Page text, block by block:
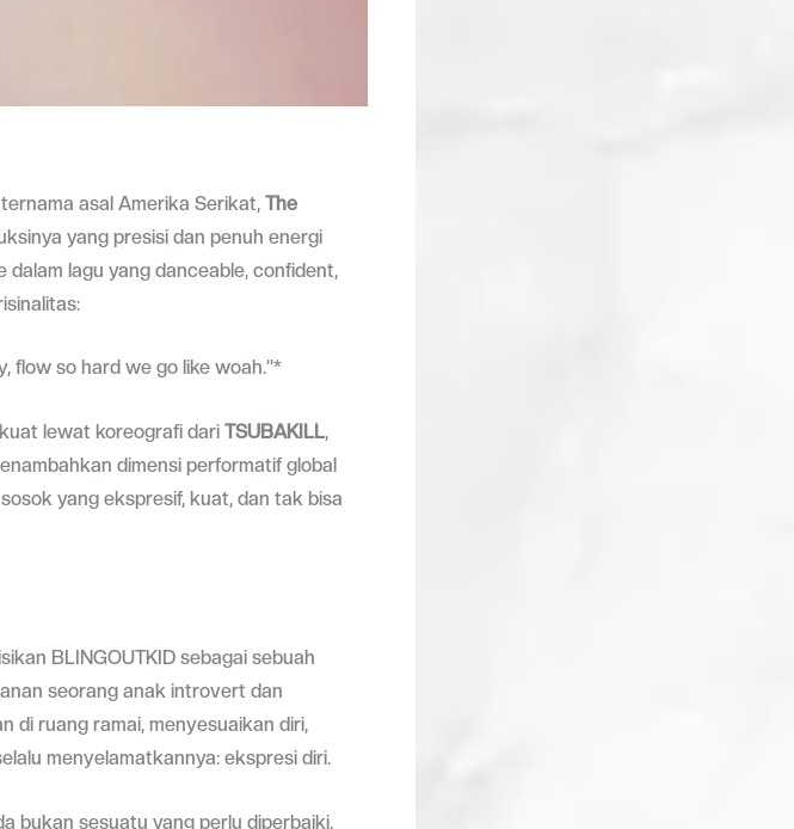
asal Amerika Serikat, The
yang presisi dan penuh energi
dalam lagu yang danceable, confident,
flow so hard we go like woah.”*
lewat koreografi dari TSUBAKILL,
dimensi performatif global
yang ekspresif, kuat, dan tak bisa
BLINGOUTKID sebagai sebuah
seorang anak introvert dan
di ruang ramai, menyesuaikan diri,
menyelamatkannya: ekspresi diri.
bukan sesuatu yang perlu diperbaiki,